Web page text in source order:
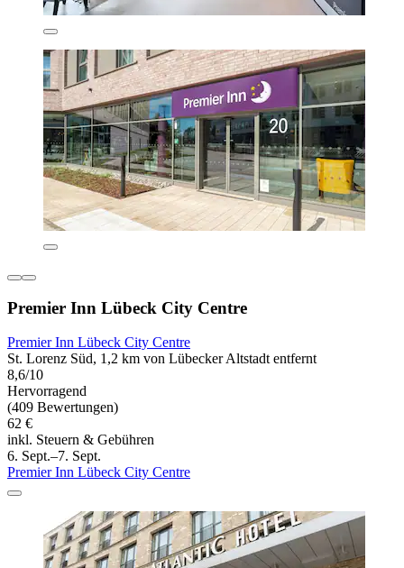
Premier Inn Lübeck City Centre
Premier Inn Lübeck City Centre
St. Lorenz Süd, 1,2 km von Lübecker Altstadt entfernt
8,6/10
Hervorragend
(409 Bewertungen)
62 €
inkl. Steuern & Gebühren
6. Sept.–7. Sept.
Premier Inn Lübeck City Centre